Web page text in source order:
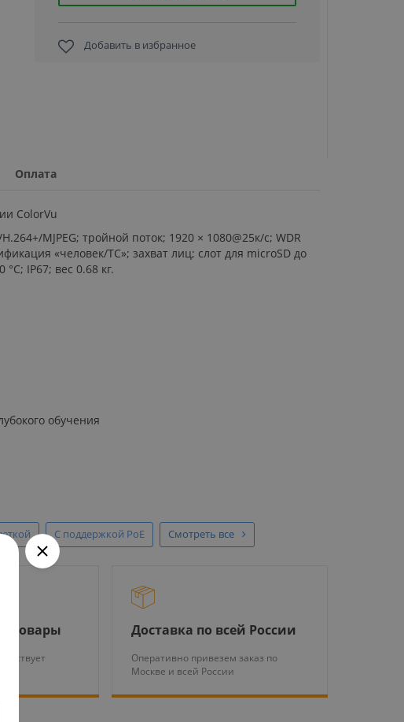
Добавить в избранное
Оплата
ColorVu
MJPEG; тройной поток; 1920 × 1080@25к/с; WDR
«человек/ТС»; захват лиц; слот для microSD до
IP67; вес 0.68 кг.
обучения
С поддержкой PoE Смотреть все
товары Доставка по всей России
Оперативно привезем заказ по
Москве и всей России